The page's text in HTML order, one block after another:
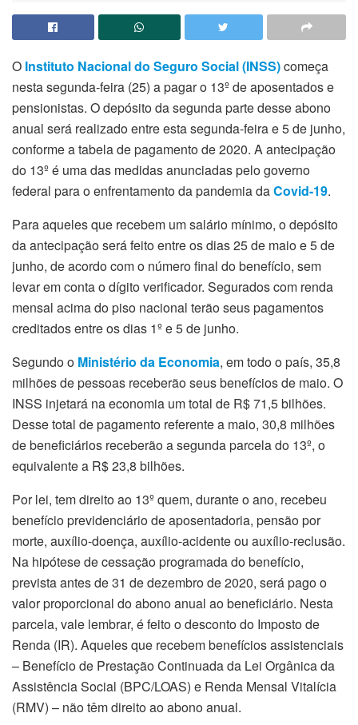
O Instituto Nacional do Seguro Social (INSS)começa
nesta segunda-feira (25) a pagar o 13º de aposentados e
pensionistas. O depósito da segunda parte desse abono
anual será realizado entre esta segunda-feira e 5 de junho,
conforme a tabela de pagamento de 2020. A antecipação
do 13º é uma das medidas anunciadas pelo governo
federal para o enfrentamento da pandemia daCovid-19.
Para aqueles que recebem um salário mínimo, o depósito
da antecipação será feito entre os dias 25 de maio e 5 de
junho, de acordo com o número final do benefício, sem
levar em conta o dígito verificador. Segurados com renda
mensal acima do piso nacional terão seus pagamentos
creditados entre os dias 1º e 5 de junho.
Segundo o Ministério da Economia, em todo o país, 35,8
milhões de pessoas receberão seus benefícios de maio. O
INSS injetará na economia um total de R$ 71,5 bilhões.
Desse total de pagamento referente a maio, 30,8 milhões
de beneficiários receberão a segunda parcela do 13º, o
equivalente a R$ 23,8 bilhões.
Por lei, tem direito ao 13º quem, durante o ano, recebeu
benefício previdenciário de aposentadoria, pensão por
morte, auxílio-doença, auxílio-acidente ou auxílio-reclusão.
Na hipótese de cessação programada do benefício,
prevista antes de 31 de dezembro de 2020, será pago o
valor proporcional do abono anual ao beneficiário. Nesta
parcela, vale lembrar, é feito o desconto do Imposto de
Renda (IR). Aqueles que recebem benefícios assistenciais
– Benefício de Prestação Continuada da Lei Orgânica da
Assistência Social (BPC/LOAS) e Renda Mensal Vitalícia
(RMV) – não têm direito ao abono anual.